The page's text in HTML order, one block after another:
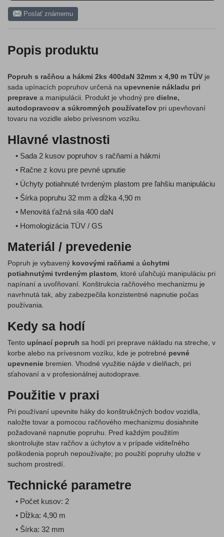
Poslať známemu
Popis produktu
Popruh s račňou a hákmi 2ks 400daN 32mm x 4,90 m TÜV je
sada upínacích popruhov určená na upevnenie nákladu pri
preprave a manipulácii. Produkt je vhodný pre dielne,
autodopravcov a súkromných používateľov pri upevňovaní
tovaru na vozidle alebo prívesnom vozíku.
Hlavné vlastnosti
• Sada 2 kusov popruhov s račňami a hákmi
• Račne z kovu pre pevné upnutie
• Úchyty potiahnuté tvrdeným plastom pre ľahšiu manipuláciu
• Šírka popruhu 32 mm a dĺžka 4,90 m
• Menovitá ťažná sila 400 daN
• Homologizácia TÜV / GS
Materiál / prevedenie
Popruh je vybavený kovovými račňami a úchytmi
potiahnutými tvrdeným plastom , ktoré uľahčujú manipuláciu pri
napínaní a uvoľňovaní. Konštrukcia račňového mechanizmu je
navrhnutá tak, aby zabezpečila konzistentné napnutie počas
používania.
Kedy sa hodí
Tento upínací popruh sa hodí pri preprave nákladu na streche, v
korbe alebo na prívesnom vozíku, kde je potrebné pevné
upevnenie bremien. Vhodné využitie nájde v dielňach, pri
sťahovaní a v profesionálnej autodoprave.
Použitie v praxi
Pri používaní upevnite háky do konštrukčných bodov vozidla,
naložte tovar a pomocou račňového mechanizmu dosiahnite
požadované napnutie popruhu. Pred každým použitím
skontrolujte stav račňov a úchytov a v prípade viditeľného
poškodenia popruh nepoužívajte; po použití popruhy uložte v
suchom prostredí.
Technické parametre
• Počet kusov: 2
• Dĺžka: 4,90 m
• Šírka: 32 mm